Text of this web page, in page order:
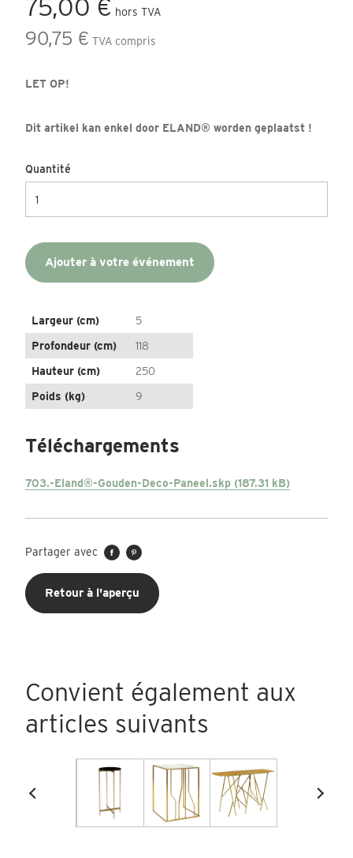
75,00 € hors TVA
90,75 € TVA compris
LET OP!
Dit artikel kan enkel door ELAND® worden geplaatst !
Quantité
Ajouter à votre événement
Largeur (cm)
5
Profondeur (cm)
118
Hauteur (cm)
250
Poids (kg)
9
Téléchargements
703.-Eland®-Gouden-Deco-Paneel.skp (187.31 kB)
Partager avec
Retour à l'aperçu
Convient également aux
articles suivants